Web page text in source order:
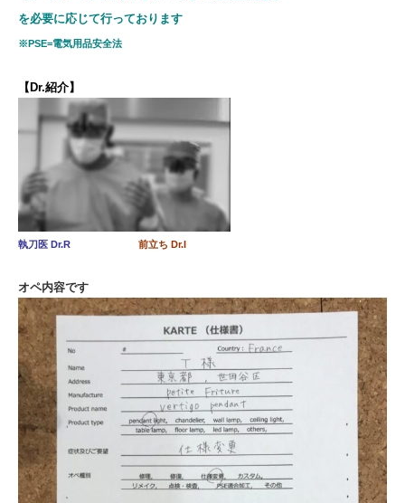
を必要に応じて行っております
※PSE=電気用品安全法
【Dr.紹介】
執刀医 Dr.R 前立ち Dr.I
オペ内容です